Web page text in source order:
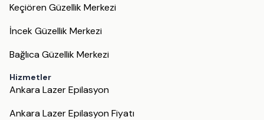
Keçiören Güzellik Merkezi
İncek Güzellik Merkezi
Bağlıca Güzellik Merkezi
Hizmetler
Ankara Lazer Epilasyon
Ankara Lazer Epilasyon Fiyatı